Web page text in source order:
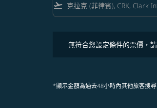
flight_takeoff
無符合您設定條件的票價，
*顯示金額為過去48小時內其他旅客搜